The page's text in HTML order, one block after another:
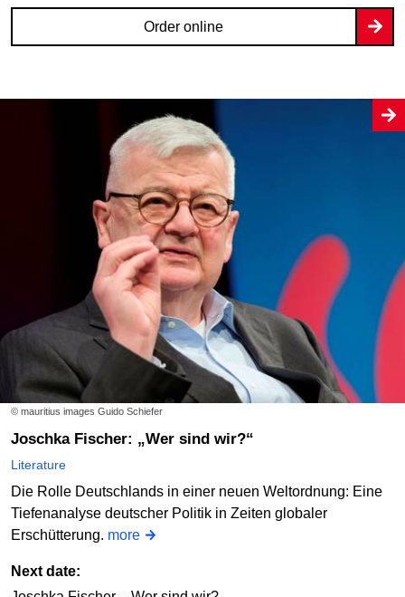
Order online
© mauritius images Guido Schiefer
Joschka Fischer: „Wer sind wir?“
Literature
Die Rolle Deutschlands in einer neuen Weltordnung: Eine
Tiefenanalyse deutscher Politik in Zeiten globaler
Erschütterung. more
Next date: